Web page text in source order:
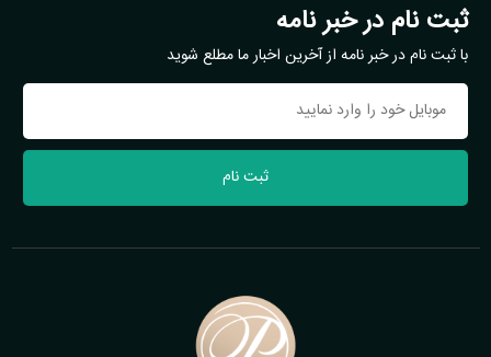
ثبت نام در خبر نامه
با ثبت نام در خبر نامه از آخرین اخبار ما مطلع شوید
ثبت نام